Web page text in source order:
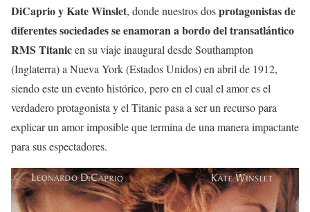
DiCaprio y Kate Winslet, donde nuestros dosprotagonistas de
diferentes sociedades se enamoran a bordo del transatlántico
RMS Titanicen su viaje inaugural desde Southampton
(Inglaterra) a Nueva York (Estados Unidos) en abril de 1912,
siendo este un evento histórico, pero en el cual el amor es el
verdadero protagonista y el Titanic pasa a ser un recurso para
explicar un amor imposible que termina de una manera impactante
para sus espectadores.